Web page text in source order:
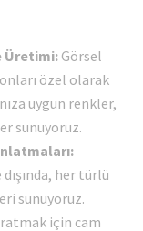
Üretimi: Görsel
özel olarak
uygun renkler,
sunuyoruz.
her türlü
sunuyoruz.
için cam